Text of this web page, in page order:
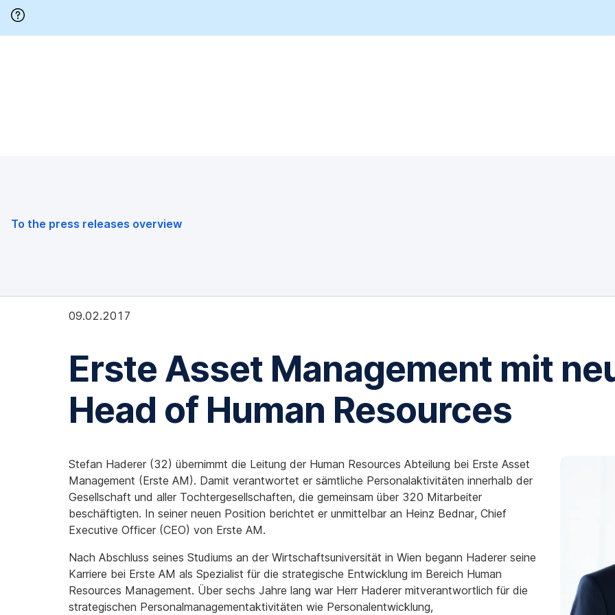
Skip
Navigation
To the press releases overview
09.02.2017
Erste Asset Management mit
Head of Human Resources
Stefan Haderer (32) übernimmt die Leitung der Human Resources Abteilung bei Erste Asset
Management (Erste AM). Damit verantwortet er sämtliche Personalaktivitäten innerhalb der
Gesellschaft und aller Tochtergesellschaften, die gemeinsam über 320 Mitarbeiter
beschäftigten. In seiner neuen Position berichtet er unmittelbar an Heinz Bednar, Chief
Executive Officer (CEO) von Erste AM.
Nach Abschluss seines Studiums an der Wirtschaftsuniversität in Wien begann Haderer seine
Karriere bei Erste AM als Spezialist für die strategische Entwicklung im Bereich Human
Resources Management. Über sechs Jahre lang war Herr Haderer mitverantwortlich für die
strategischen Personalmanagementaktivitäten wie Personalentwicklung,